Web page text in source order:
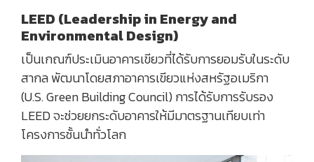
LEED (Leadership in Energy and
Environmental Design)
เป็นเกณฑ์ประเมินอาคารเขียวที่ได้รับการยอมรับในระดับ
สากล พัฒนาโดยสภาอาคารเขียวแห่งสหรัฐอเมริกา
(U.S. Green Building Council) การได้รับการรับรอง
LEED จะช่วยยกระดับอาคารให้มีมาตรฐานเทียบเท่า
โครงการชั้นนำทั่วโลก